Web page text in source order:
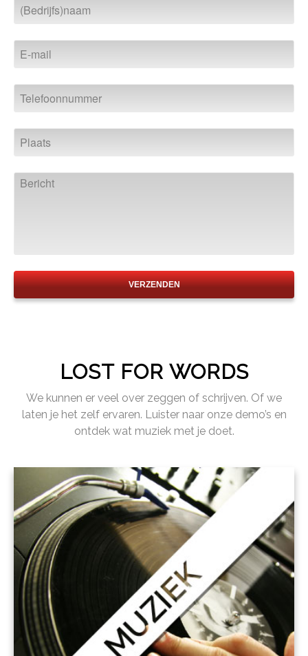
LOST FOR WORDS
We kunnen er veel over zeggen of schrijven. Of we
laten je het zelf ervaren. Luister naar onze demo’s en
ontdek wat muziek met je doet.